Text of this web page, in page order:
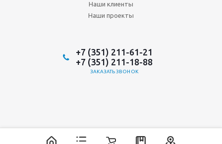
Наши клиенты
Наши проекты
+7 (351) 211-61-21
+7 (351) 211-18-88
ЗАКАЗАТЬ ЗВОНОК
2026 © ООО "Аврора-ИнтерТрейд" ИТ-аутсорсинг, разработка и